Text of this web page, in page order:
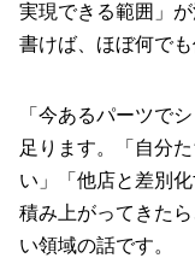
実現できる範囲」
書けば、ほぼ何で
「今あるパーツで
足ります。「自分
い」「他店と差別
積み上がってきた
い領域の話です。